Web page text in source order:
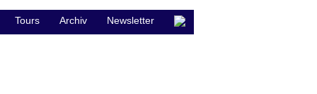
Tours Archiv Newsletter